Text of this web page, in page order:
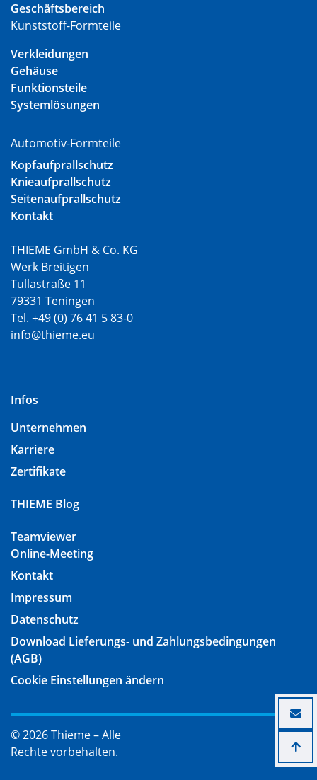
Geschäftsbereich
Kunststoff-Formteile
Verkleidungen
Gehäuse
Funktionsteile
Systemlösungen
Automotiv-Formteile
Kopfaufprallschutz
Knieaufprallschutz
Seitenaufprallschutz
Kontakt
THIEME GmbH & Co. KG
Werk Breitigen
Tullastraße 11
79331 Teningen
Tel. +49 (0) 76 41 5 83-0
info@thieme.eu
Infos
Unternehmen
Karriere
Zertifikate
THIEME Blog
Teamviewer
Online-Meeting
Kontakt
Impressum
Datenschutz
Download Lieferungs- und Zahlungsbedingungen
(AGB)
Cookie Einstellungen ändern
© 2026 Thieme – Alle
Rechte vorbehalten.